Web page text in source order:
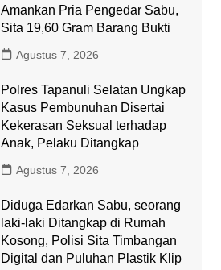
Amankan Pria Pengedar Sabu,
Sita 19,60 Gram Barang Bukti
Agustus 7, 2026
Polres Tapanuli Selatan Ungkap
Kasus Pembunuhan Disertai
Kekerasan Seksual terhadap
Anak, Pelaku Ditangkap
Agustus 7, 2026
Diduga Edarkan Sabu, seorang
laki-laki Ditangkap di Rumah
Kosong, Polisi Sita Timbangan
Digital dan Puluhan Plastik Klip